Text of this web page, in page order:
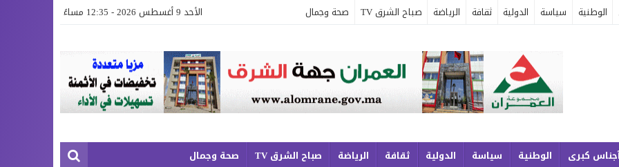
الوطنية سياسة الدولية ثقافة الرياضة صباح الشرق TV صحة وجمال الأحد 9 أغسطس 2026 - 12:35 مساءً
كبرى الوطنية سياسة الدولية ثقافة الرياضة صباح الشرق TV
صحة وجمال